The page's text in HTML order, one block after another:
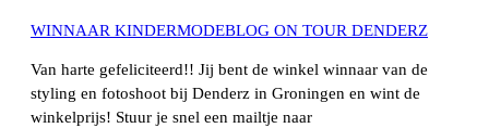
WINNAAR KINDERMODEBLOG ON TOUR DENDERZ
Van harte gefeliciteerd!! Jij bent de winkel winnaar van de
styling en fotoshoot bij Denderz in Groningen en wint de
winkelprijs! Stuur je snel een mailtje naar